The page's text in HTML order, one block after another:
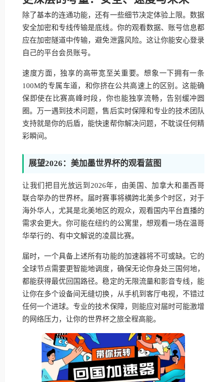
除了基本的连通功能，还有一些细节决定体验上限。数据
安全加密和专线传输是底线。你的观看数据、账号信息都
应在加密隧道中传输，避免泄露风险。这让你能安心登录
自己的平台会员账号。
速度方面，独享的高带宽至关重要。想象一下拥有一条
100M的专属车道，和你挤在公共高速上的区别。这能确
保即使在比赛高峰时段，你也能独享流畅，告别缓冲圆
圈。万一遇到技术问题，售后实时保障和专业的技术团队
支持就是你的后盾，能快速帮你解决问题，不耽误任何精
彩瞬间。
展望2026：美加墨世界杯的观看蓝图
让我们把目光放远到2026年，由美国、加拿大和墨西哥
联合举办的世界杯。届时赛事将横跨北美多个时区，对于
海外华人，尤其是北美地区的观众，观看国内平台直播的
需求会更大。你可能在纽约的公寓里，想观看一场在温哥
华举行的、有中文解说的凌晨比赛。
届时，一个具备上述所有功能的加速器将不可或缺。它的
全球节点需要更智能地调度，确保无论你身处三国何地，
都能获得最优回国路径。稳定的无限流量和影音专线，能
让你在多个设备间无缝切换，从手机到客厅电视，不错过
任何一个进球。专业的技术保障，则能应对届时可能激增
的网络压力，让你的世界杯之旅全程高能。